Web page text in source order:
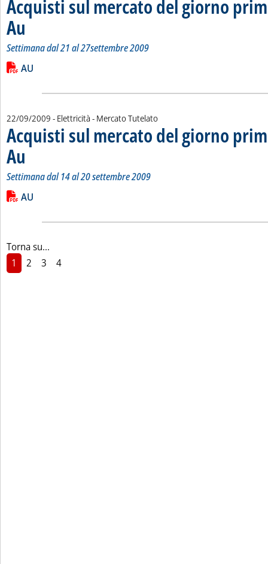
Acquisti sul mercato del giorno
Au
. Sottotitolo: Settimana dal 21 al 27settembre 2009
. Pubblicata martedì 29 settembre 2009 alle 14.58.
Settimana dal 21 al 27settembre 2009
Leggi tutta la notizia: 'Acquisti sul mercato del giorno prima
Lista allegati PDF alla notizia
AU
22/09/2009 - Elettricità - Mercato Tutelato
Acquisti sul mercato del giorno
Au . Sottotitolo: Settimana dal 14 al 20 settembre 2009
. Pubblicata martedì 22 settembre 2009 alle 15.11.
Settimana dal 14 al 20 settembre 2009
Leggi tutta la notizia: 'Acquisti sul mercato del giorno prima
Lista allegati PDF alla notizia
AU
Torna su...
1
2 3 4